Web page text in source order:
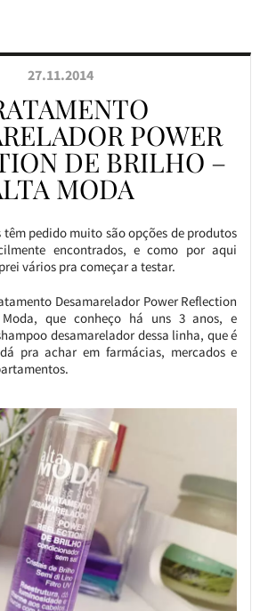
27.11.2014
POWER
DE BRILHO –
MODA
têm pedido muito são opções de produtos
encontrados, e como por aqui
vários pra começar a testar.
Desamarelador Power Reflection
que conheço há uns 3 anos, e
desamarelador dessa linha, que é
pra achar em farmácias, mercados e